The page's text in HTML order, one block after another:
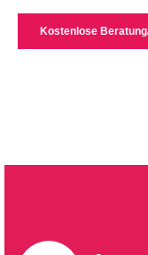
Kostenlose